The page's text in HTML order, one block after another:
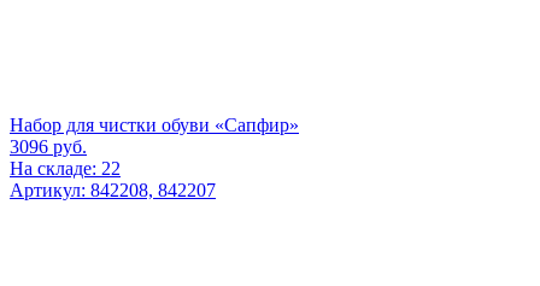
Набор для чистки обуви «Сапфир»
3096 руб.
На складе: 22
Артикул: 842208, 842207